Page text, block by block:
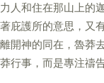
人和住在那山上的
庇護所的意思，又
開神的同在，魯莽
行事，而是專注禱